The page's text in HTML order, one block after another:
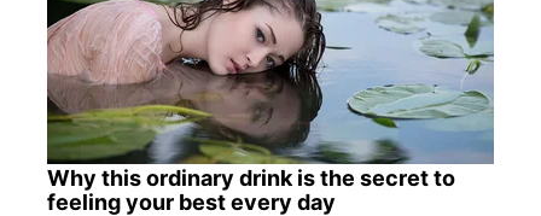
Why this ordinary drink is the secret to
feeling your best every day